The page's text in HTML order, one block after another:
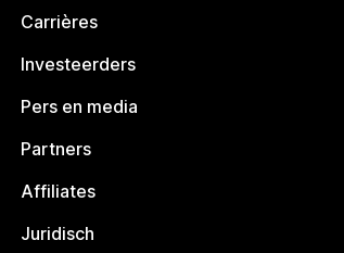
Carrières
Investeerders
Pers en media
Partners
Affiliates
Juridisch